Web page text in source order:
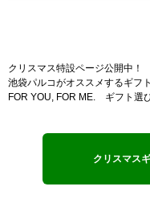
クリスマス特設ページ公開中！
池袋パルコがオススメするギフ
FOR YOU, FOR ME. ギフト選
クリスマス